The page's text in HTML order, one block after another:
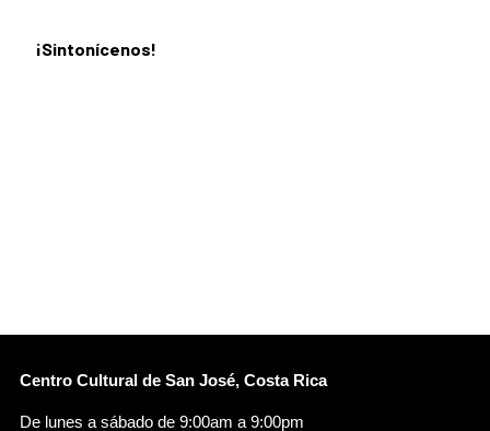
¡Sintonícenos!
Centro Cultural de San José, Costa Rica
De lunes a sábado de 9:00am a 9:00pm